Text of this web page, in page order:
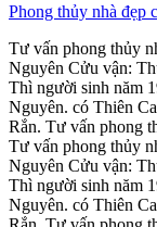
Phong thủy nhà
Tư vấn phong thủy
Nguyên Cửu vận:
Thì người sinh năm
Nguyên. có Thiên
Rắn. Tư vấn phong
Tư vấn phong thủy
Nguyên Cửu vận:
Thì người sinh năm
Nguyên. có Thiên